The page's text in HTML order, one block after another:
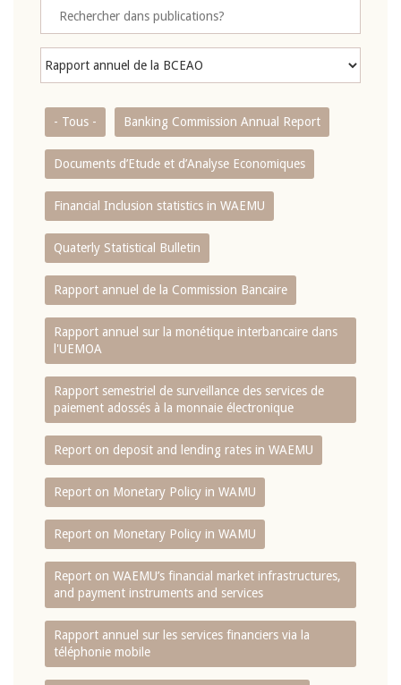
- Tous - Banking Commission Annual Report
Documents d’Etude et d’Analyse Economiques
Financial Inclusion statistics in WAEMU
Quaterly Statistical Bulletin
Rapport annuel de la Commission Bancaire
Rapport annuel sur la monétique interbancaire dans
l'UEMOA
Rapport semestriel de surveillance des services de
paiement adossés à la monnaie électronique
Report on deposit and lending rates in WAEMU
Report on Monetary Policy in WAMU
Report on Monetary Policy in WAMU
Report on WAEMU’s financial market infrastructures,
and payment instruments and services
Rapport annuel sur les services financiers via la
téléphonie mobile